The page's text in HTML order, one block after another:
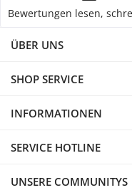
Bewertungen lesen,
ÜBER UNS
SHOP SERVICE
INFORMATIONEN
SERVICE HOTLINE
UNSERE COMMUNITYS